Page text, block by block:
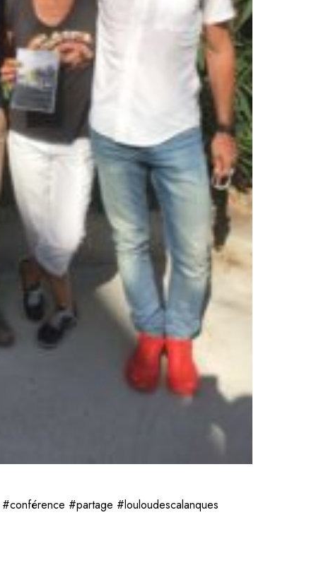
#partage #louloudescalanques